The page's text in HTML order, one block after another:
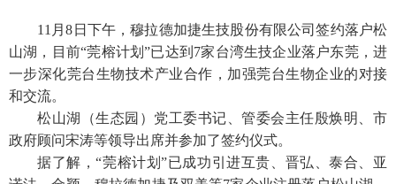
11月8日下午，穆拉德加捷生技股份有限公司签约落户松
山湖，目前“莞榕计划”已达到7家台湾生技企业落户东莞，进
一步深化莞台生物技术产业合作，加强莞台生物企业的对接
和交流。
松山湖（生态园）党工委书记、管委会主任殷焕明、市
政府顾问宋涛等领导出席并参加了签约仪式。
据了解，“莞榕计划”已成功引进互贵、晋弘、泰合、亚